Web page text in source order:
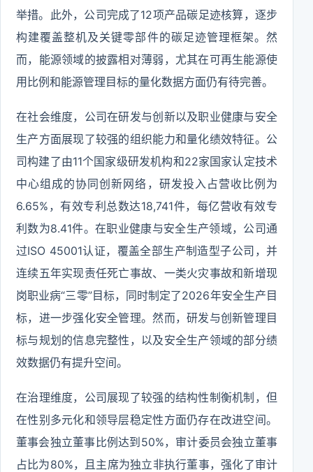
举措。此外，公司完成了12项产品碳足迹核算，逐步
构建覆盖整机及关键零部件的碳足迹管理框架。然
而，能源领域的披露相对薄弱，尤其在可再生能源使
用比例和能源管理目标的量化数据方面仍有待完善。
在社会维度，公司在研发与创新以及职业健康与安全
生产方面展现了较强的组织能力和量化绩效特征。公
司构建了由11个国家级研发机构和22家国家认定技术
中心组成的协同创新网络，研发投入占营收比例为
6.65%，有效专利总数达18,741件，每亿营收有效专
利数为8.41件。在职业健康与安全生产领域，公司通
过ISO 45001认证，覆盖全部生产制造型子公司，并
连续五年实现责任死亡事故、一类火灾事故和新增现
岗职业病“三零”目标，同时制定了2026年安全生产目
标，进一步强化安全管理。然而，研发与创新管理目
标与规划的信息完整性，以及安全生产领域的部分绩
效数据仍有提升空间。
在治理维度，公司展现了较强的结构性制衡机制，但
在性别多元化和领导层稳定性方面仍存在改进空间。
董事会独立董事比例达到50%，审计委员会独立董事
占比为80%，且主席为独立非执行董事，强化了审计